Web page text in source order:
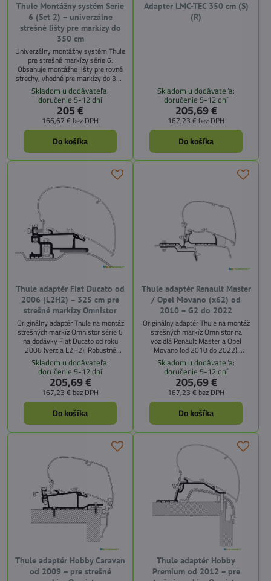
Thule Montážny systém Serie
6 (Set 2) – univerzálne
strešné lišty pre markízy do
350 cm
Univerzálny montážny systém Thule
pre strešné markízy série 6.
Obsahuje montážne lišty pre rovné
strechy, vhodné pre markízy do 350
cm. Pre markízy od 450 cm
objednajte 2 sady.
Skladom u dodávateľa:
doručenie 5-12 dní
205 €
166,67 € bez DPH
Do košíka
Adapter LMC-TEC 350 cm (S)
(R)
Skladom u dodávateľa:
doručenie 5-12 dní
205,69 €
167,23 € bez DPH
Do košíka
Thule adaptér Fiat Ducato od
2006 (L2H2) – 325 cm pre
strešné markízy Omnistor
Originálny adaptér Thule na montáž
strešných markíz Omnistor série 6
na dodávky Fiat Ducato od roku
2006 (verzia L2H2). Robustné
prevedenie, jednoduchá inštalácia.
Skladom u dodávateľa:
doručenie 5-12 dní
205,69 €
167,23 € bez DPH
Do košíka
Thule adaptér Renault Master
/ Opel Movano (x62) od
2010 – G2 do 2022
Originálny adaptér Thule na montáž
strešných markíz Omnistor na
vozidlá Renault Master a Opel
Movano (od 2010 do 2022).
Robustné prevedenie, jednoduchá
inštalácia.
Skladom u dodávateľa:
doručenie 5-12 dní
205,69 €
167,23 € bez DPH
Do košíka
Thule adaptér Hobby Caravan
od 2009 – pre strešné
Thule adaptér Hobby
Premium od 2012 – pre